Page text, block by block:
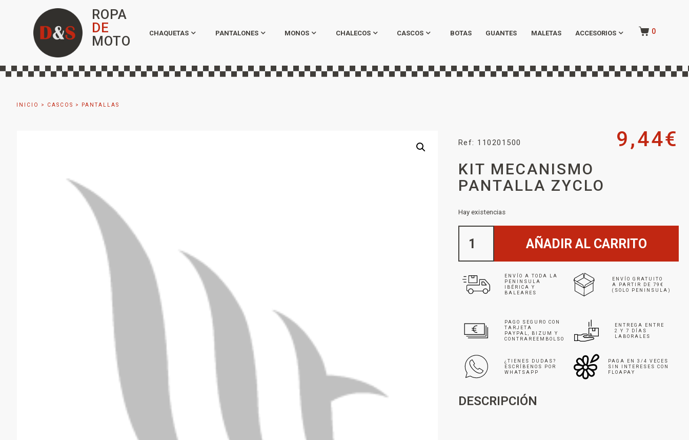
ROPA
DE
MOTO
CHAQUETAS PANTALONES MONOS CHALECOS CASCOS BOTAS GUANTES MALETAS ACCESORIOS 0
INICIO > CASCOS > PANTALLAS
Ref: 110201500 9,44€
KIT MECANISMO
PANTALLA ZYCLO
Hay existencias
AÑADIR AL CARRITO
ENVÍO A TODA LA
PENINSULA
IBÉRICA Y
BALEARES
ENVÍO GRATUITO
A PARTIR DE 79€
(SOLO PENINSULA)
PAGO SEGURO CON
TARJETA
PAYPAL, BIZUM Y
CONTRAREEMBOLSO
ENTREGA ENTRE
2 Y 7 DÍAS
LABORALES
¿TIENES DUDAS?
ESCRÍBENOS POR
WHATSAPP
PAGA EN 3/4 VECES
SIN INTERESES CON
FLOAPAY
DESCRIPCIÓN